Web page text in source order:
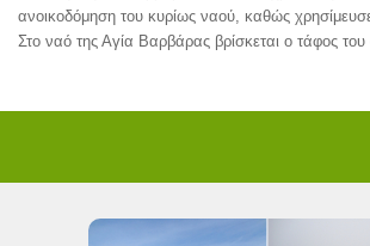
ανοικοδόμηση του κυρίως ναού, καθώς
Στο ναό της Αγία Βαρβάρας βρίσκεται ο τάφος του